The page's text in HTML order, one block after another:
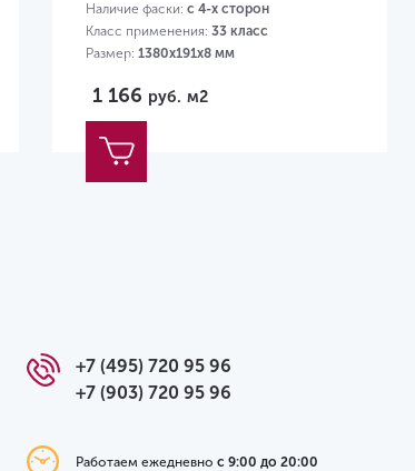
Наличие фаски: с 4-х сторон
Класс применения: 33 класс
Размер: 1380х191х8 мм
1 166 руб. м2
+7 (495) 720 95 96
+7 (903) 720 95 96
Работаем ежедневнос 9:00 до 20:00